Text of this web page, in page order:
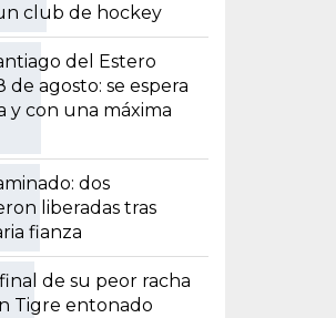
club de hockey
del Estero
de agosto: se espera
y con una máxima
dos
liberadas tras
fianza
de su peor racha
Tigre entonado